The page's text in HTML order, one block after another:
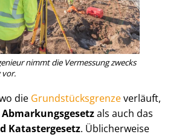
nimmt die Vermessung zwecks
vor.
die Grund­stücks­gren­zeverläuft,
Ab­mar­kungs­ge­setzals auch das
Katastergesetz. Üblicherweise